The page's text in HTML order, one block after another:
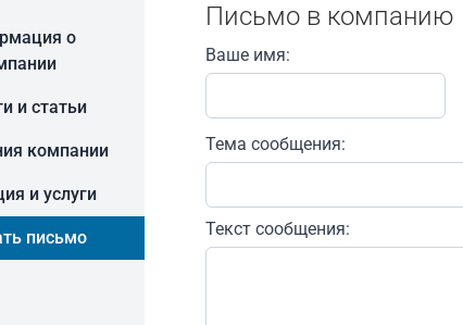
о
и статьи
компании
и услуги
письмо
Письмо в компанию
Ваше имя:
Тема сообщения:
Текст сообщения: